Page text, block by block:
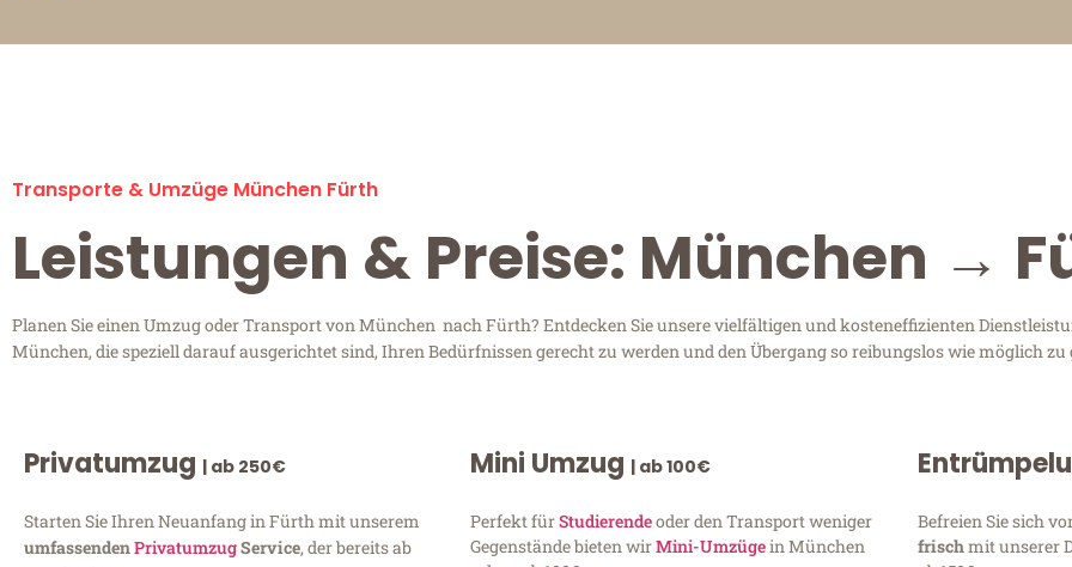
Transporte & Umzüge München Fürth
Leistungen & Preise: München →
Planen Sie einen Umzug oder Transport von München nach Fürth? Entdecken Sie unsere vielfältigen und kosteneffizienten
München, die speziell darauf ausgerichtet sind, Ihren Bedürfnissen gerecht zu werden und den Übergang so reibungslos wie möglich zu
Privatumzug | ab 250€
Starten Sie Ihren Neuanfang in Fürth mit unserem
umfassendenPrivatumzugService, der bereits ab
Mini Umzug | ab 100€
Perfekt fürStudierendeoder den Transport weniger
Gegenstände bieten wirMini-Umzügein München
Befreien Sie sich
frischmit unserer